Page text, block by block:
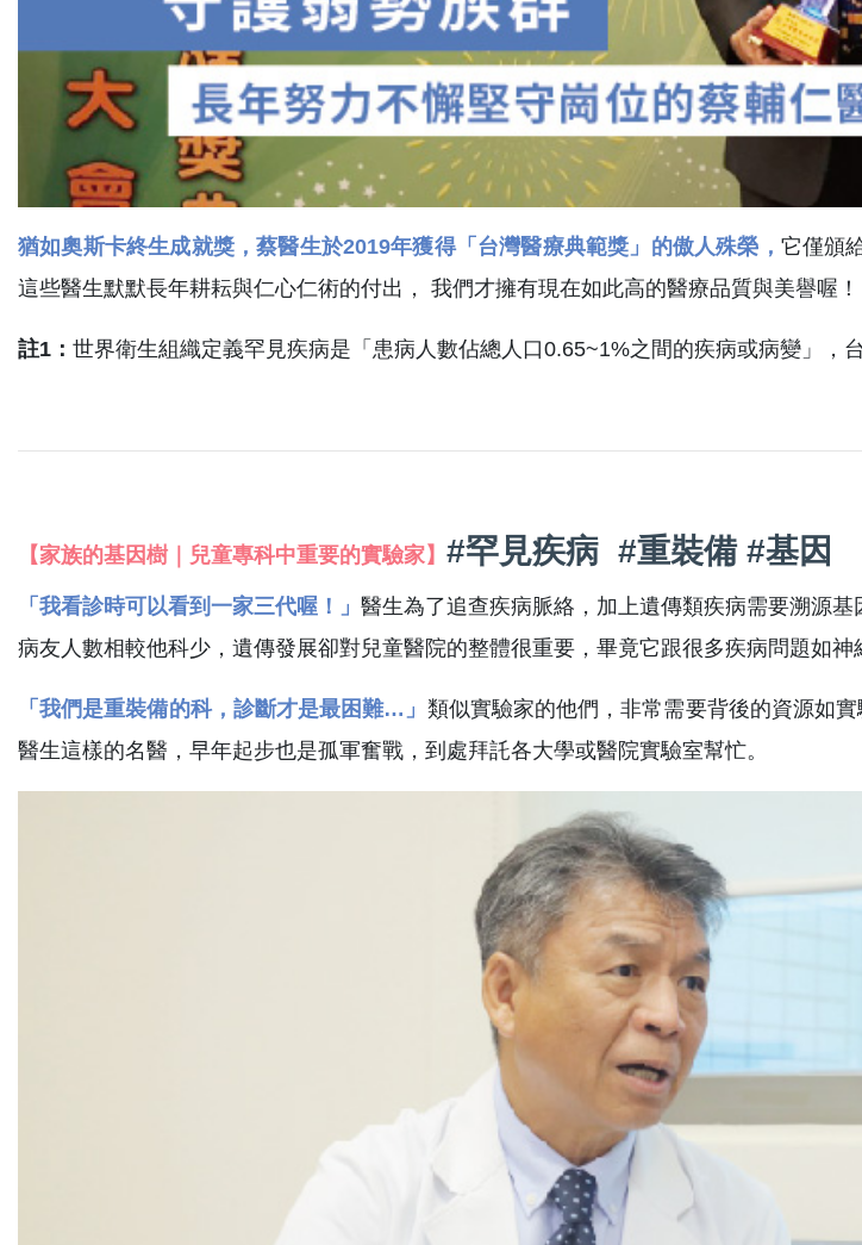
猶如奧斯卡終生成就獎，蔡醫生於2019年獲得「台灣醫療典範獎」的傲人殊榮， 它僅頒
這些醫生默默長年耕耘與仁心仁術的付出， 我們才擁有現在如此高的醫療品質與美譽喔！
註1： 世界衛生組織定義罕見疾病是「患病人數佔總人口0.65~1%之間的疾病或病變」，
【家族的基因樹｜兒童專科中重要的實驗家】 #罕見疾病 #重裝備 #基因
「我看診時可以看到一家三代喔！」 醫生為了追查疾病脈絡，加上遺傳類疾病需要溯源
病友人數相較他科少，遺傳發展卻對兒童醫院的整體很重要，畢竟它跟很多疾病問題如
「我們是重裝備的科，診斷才是最困難…」 類似實驗家的他們，非常需要背後的資源如
醫生這樣的名醫，早年起步也是孤軍奮戰，到處拜託各大學或醫院實驗室幫忙。